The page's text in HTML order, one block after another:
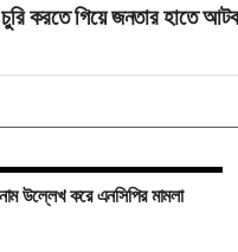
চুরি করতে গিয়ে জনতার হাতে
উল্লেখ করে এনসিপির মামলা